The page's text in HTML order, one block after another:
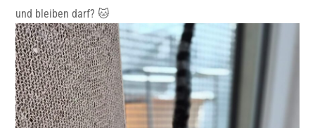
und bleiben darf? 🐱